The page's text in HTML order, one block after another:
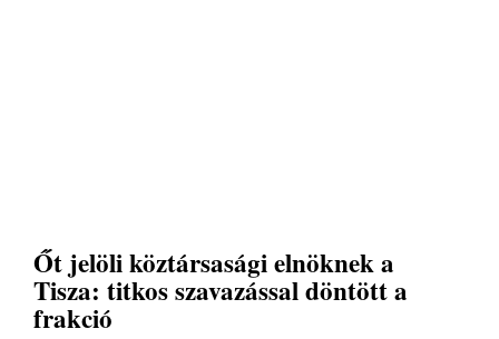
Őt jelöli köztársasági elnöknek a
Tisza: titkos szavazással döntött a
frakció